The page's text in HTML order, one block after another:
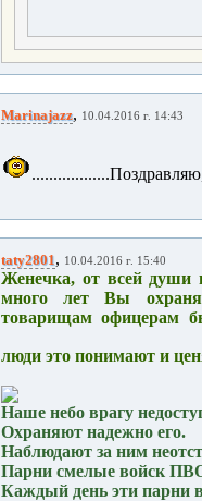
Marinajazz, 10.04.2016 г. 14:43
taty2801, 10.04.2016 г. 15:40
Женечка, от всей души
много лет Вы
товарищам офицерам
люди это понимают и
Наше небо врагу
Охраняют надежно его.
Наблюдают за ним
Парни смелые войск
Каждый день эти парни в